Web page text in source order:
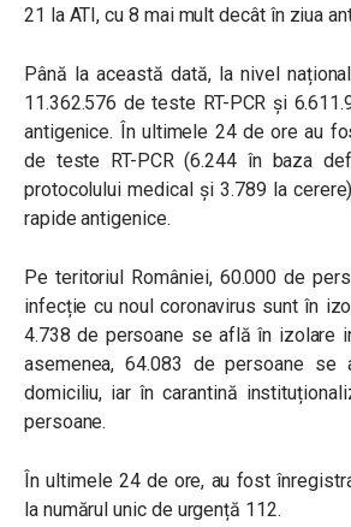
21 la ATI, cu 8 mai mult decât în ziua
Până la această dată, la nivel
11.362.576 de teste RT-PCR și
antigenice. În ultimele 24 de ore au
de teste RT-PCR (6.244 în baza
protocolului medical și 3.789 la
rapide antigenice.
Pe teritoriul României, 60.000 de
infecție cu noul coronavirus sunt în
4.738 de persoane se află în izolare
asemenea, 64.083 de persoane se
domiciliu, iar în carantină
persoane.
În ultimele 24 de ore, au fost
la numărul unic de urgență 112.